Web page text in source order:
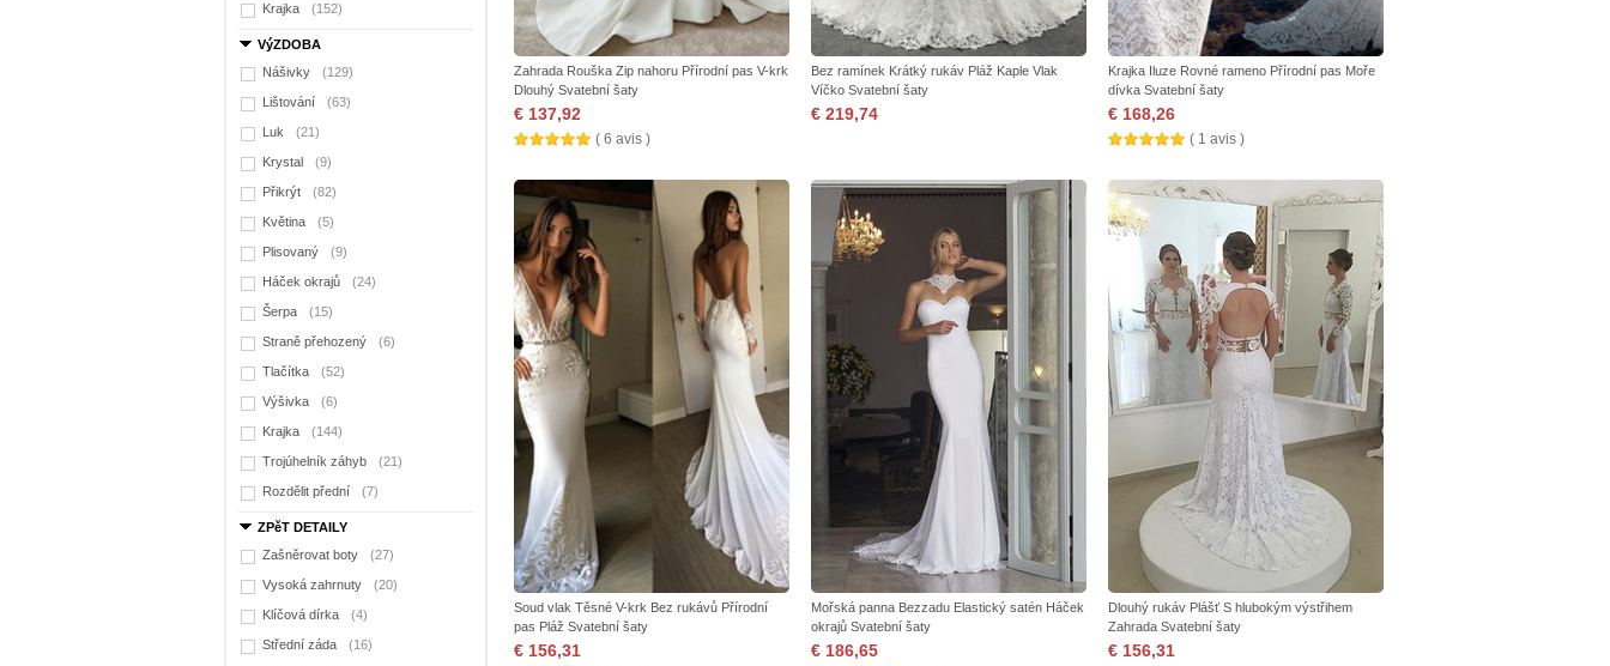
Krajka (152)
VýZDOBA
Nášivky
(129)
Lištování (63)
Luk (21)
Krystal (9)
Přikrýt (82)
Květina (5)
Plisovaný (9)
Háček okrajů (24)
Šerpa (15)
Straně přehozený (6)
Tlačítka (52)
Výšivka (6)
Krajka (144)
Trojúhelník záhyb (21)
Rozdělit přední (7)
ZPěT DETAILY
Zašněrovat boty
(27)
Vysoká zahrnuty (20)
Klíčová dírka (4)
Střední záda (16)
Zahrada Rouška Zip nahoru Přírodní pas V-krk
Dlouhý Svatební šaty
€ 137,92
( 6 avis )
Bez ramínek Krátký rukáv Pláž Kaple Vlak
Víčko Svatební šaty
€ 219,74
Krajka Iluze Rovné rameno Přírodní pas Moře
dívka Svatební šaty
€ 168,26
( 1 avis )
Soud vlak Těsné V-krk Bez rukávů Přírodní
pas Pláž Svatební šaty
€ 156,31
Mořská panna Bezzadu Elastický satén Háček
okrajů Svatební šaty
€ 186,65
Dlouhý rukáv Plášť S hlubokým výstřihem
Zahrada Svatební šaty
€ 156,31